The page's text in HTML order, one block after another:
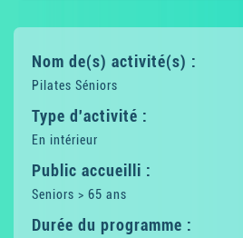
Nom de(s) activité(s) :
Pilates Séniors
Type d'activité :
En intérieur
Public accueilli :
Seniors > 65 ans
Durée du programme :